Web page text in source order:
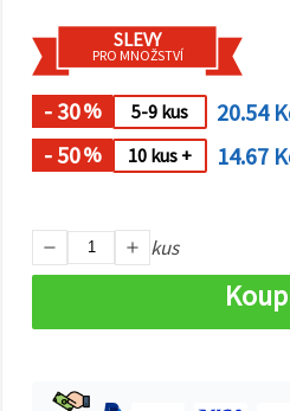
uvést své
preference v
Nastavení
výběrem
daného
typu
cookies a
kliknutím
Přijmout
SLEVY
PRO MNOŽSTVÍ
- 30% 5-9 kus
20.54
- 50% 10 kus + 14.67
kus